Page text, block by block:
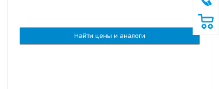
Найти цены и аналоги